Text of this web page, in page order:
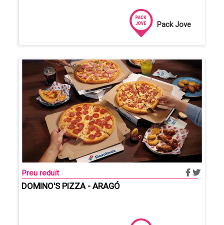
Pack Jove
Preu reduït
DOMINO'S PIZZA - ARAGÓ